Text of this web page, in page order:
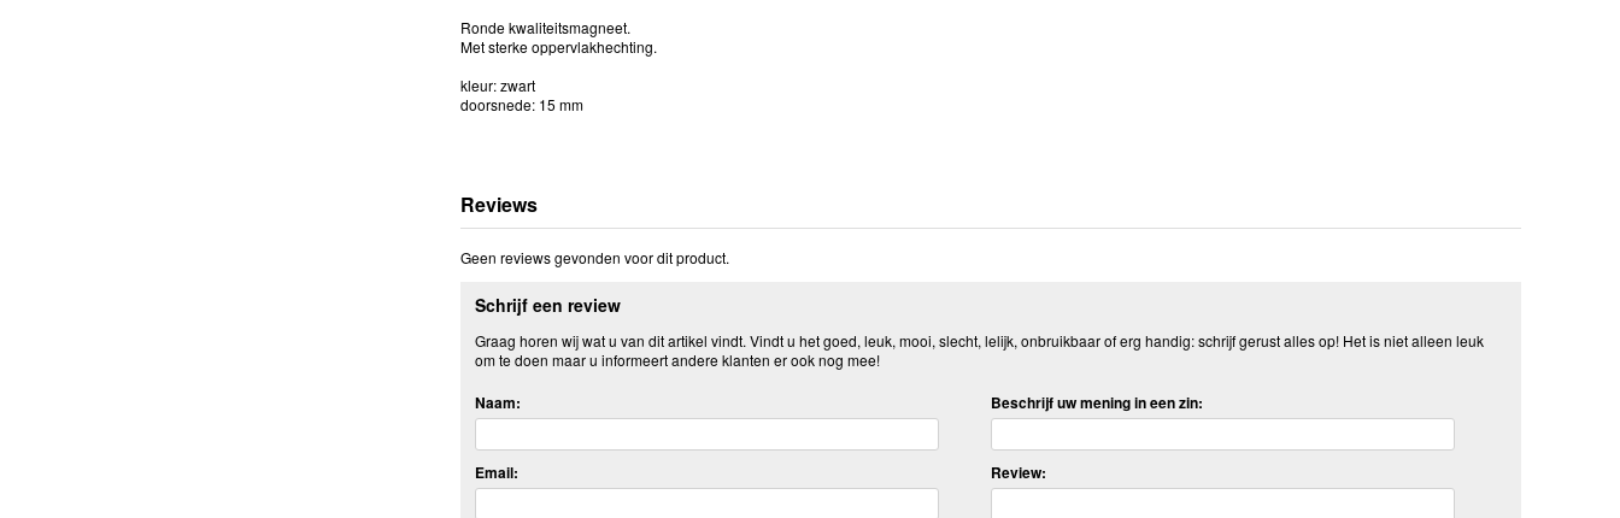
Ronde kwaliteitsmagneet.
Met sterke oppervlakhechting.
kleur: zwart
doorsnede: 15 mm
Reviews
Geen reviews gevonden voor dit product.
Schrijf een review
Graag horen wij wat u van dit artikel vindt. Vindt u het goed, leuk, mooi, slecht, lelijk, onbruikbaar of erg handig: schrijf gerust alles op! Het is niet alleen leuk
om te doen maar u informeert andere klanten er ook nog mee!
Naam:
Email:
Beschrijf uw mening in een zin:
Review: